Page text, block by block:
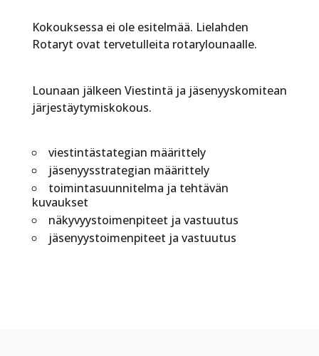
Kokouksessa ei ole esitelmää. Lielahden
Rotaryt ovat tervetulleita rotarylounaalle.
Lounaan jälkeen Viestintä ja jäsenyyskomitean
järjestäytymiskokous.
viestintästategian määrittely
jäsenyysstrategian määrittely
toimintasuunnitelma ja tehtävän
kuvaukset
näkyvyystoimenpiteet ja vastuutus
jäsenyystoimenpiteet ja vastuutus